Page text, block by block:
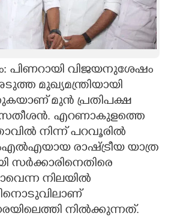
പിണറായി വിജയനുശേഷം
മുഖ്യമന്ത്രിയായി
മുൻ പ്രതിപക്ഷ
സതീശൻ. എറണാകുളത്തെ
നിന്ന് പറവൂരിൽ
രാഷ്ട്രീയ യാത്ര
സർക്കാരിനെതിരെ
നിലയിൽ
നിൽക്കുന്നത്.